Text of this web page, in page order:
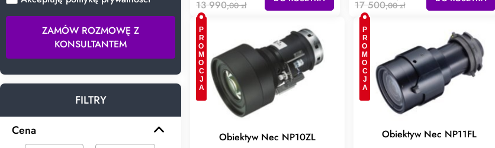
13 990,00 zł 17 500,00 zł
PROMOCJA
Obiektyw Nec NP10ZL
PROMOCJA
Obiektyw Nec NP11FL
ZAMÓW ROZMOWĘ Z
KONSULTANTEM
FILTRY
Cena